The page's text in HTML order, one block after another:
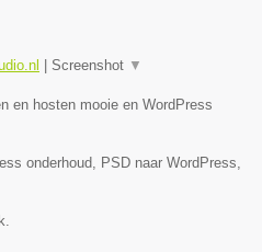
Screenshot ▼
en hosten mooie en WordPress
onderhoud, PSD naar WordPress,